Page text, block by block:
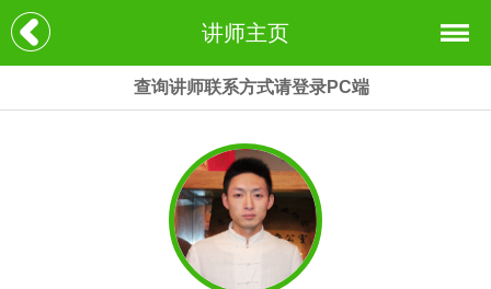
讲师主页
查询讲师联系方式请登录PC端